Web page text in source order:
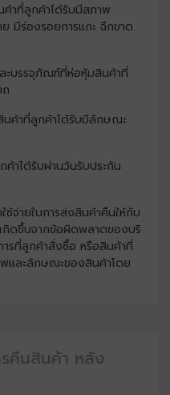
าที่ลูกค้าได้รับมีสภาพ
มีร่องรอยการแกะ ฉีกขาด
บรรจุภัณฑ์ที่ห่อหุ้มสินค้าที่
ค้าที่ลูกค้าได้รับมีลักษณะ
าได้รับผ่านวันรับประกัน
จ่ายในการส่งสินค้าคืนให้กับ
ดขึ้นจากข้อผิดพลาดของบริ
รที่ลูกค้าสั่งซื้อ หรือสินค้าที่
และลักษณะของสินค้าโดย
คืนสินค้า หลัง